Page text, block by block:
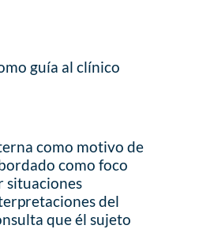
guía al clínico
como motivo de
como foco
situaciones
del
que él sujeto